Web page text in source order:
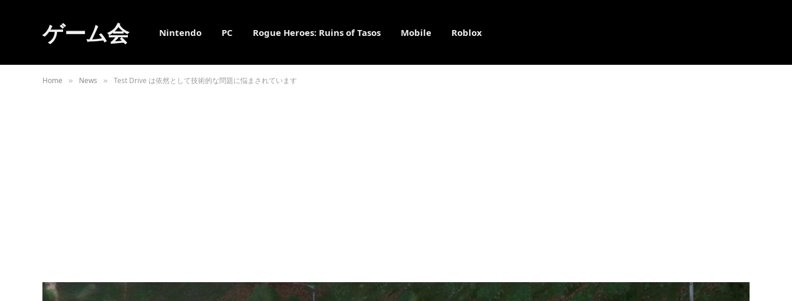
ゲーム会 Nintendo PC Rogue Heroes: Ruins of Tasos Mobile Roblox
Home » News » Test Drive は依然として技術的な問題に悩まされています